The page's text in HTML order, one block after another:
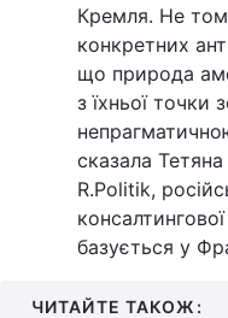
Кремля. Не
конкретних
що природа
з їхньої точки
сказала
R.Politik,
базується у
ЧИТАЙТЕ ТАКОЖ: